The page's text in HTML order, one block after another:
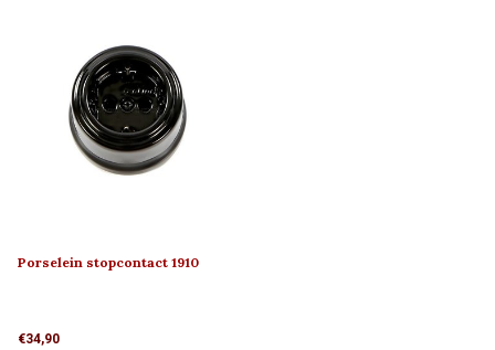
Porselein stopcontact 1910
€34,90